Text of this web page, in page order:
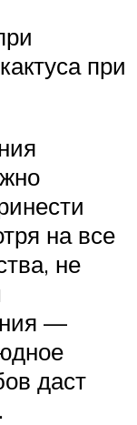
при
на все
не
—
даст